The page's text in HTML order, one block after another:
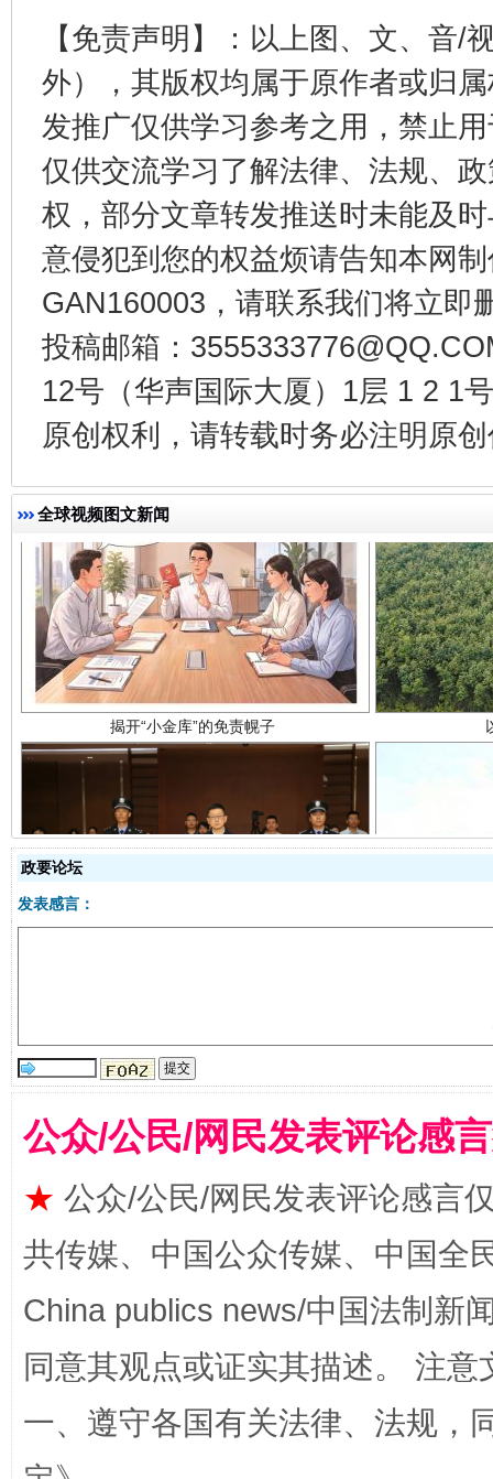
【免责声明】：以上图、文、音/
外），其版权均属于原作者或归
发推广仅供学习参考之用，禁止
仅供交流学习了解法律、法规、
权，部分文章转发推送时未能及
意侵犯到您的权益烦请告知本网
GAN160003，请联系我们将立即
投稿邮箱：
12号（华声国际大厦）1层 1 2 1
原创权利，请转载时务必注明原
全球视频图文新闻
千年窑火 生生不息 一
揭开“小金库”的免责幌子
全民健身五年计划来了！等你上场
政要论坛
发表感言：
公众/公民/网民发表评论感
★ 公众/公民/网民发表评论感言
共传媒、中国公众传媒、中国全
China publics news/中国法制新
同意其观点或证实其描述。 注
一、遵守各国有关法律、法规，